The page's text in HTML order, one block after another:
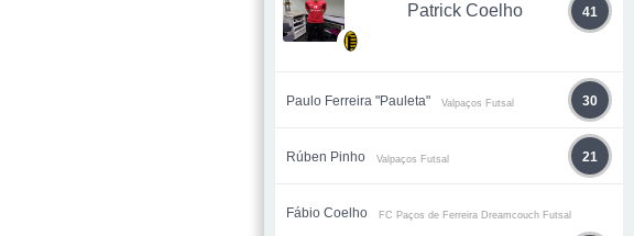
Patrick Coelho 41
Paulo Ferreira "Pauleta" Valpaços Futsal 30
Rúben Pinho Valpaços Futsal 21
Fábio Coelho FC Paços de Ferreira Dreamcouch Futsal